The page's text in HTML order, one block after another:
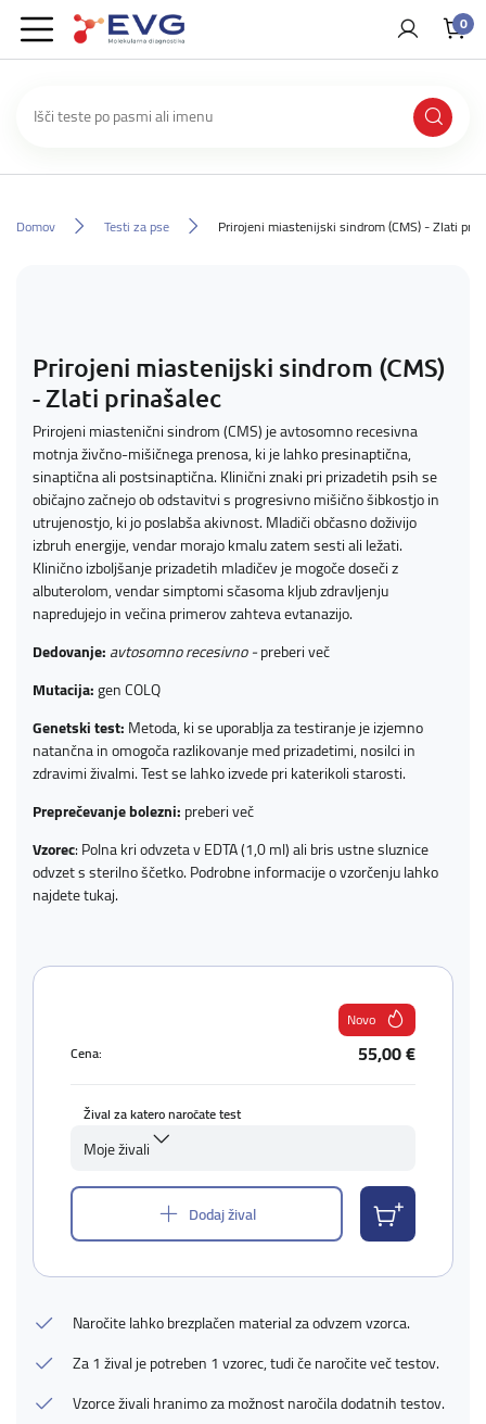
0
Domov Testi za pse Prirojeni miastenijski sindrom (CMS) - Zlati
Prirojeni miastenijski sindrom (CMS)
- Zlati prinašalec
Prirojeni miastenični sindrom (CMS) je avtosomno recesivna
motnja živčno-mišičnega prenosa, ki je lahko presinaptična,
sinaptična ali postsinaptična. Klinični znaki pri prizadetih psih se
običajno začnejo ob odstavitvi s progresivno mišično šibkostjo in
utrujenostjo, ki jo poslabša akivnost. Mladiči občasno doživijo
izbruh energije, vendar morajo kmalu zatem sesti ali ležati.
Klinično izboljšanje prizadetih mladičev je mogoče doseči z
albuterolom, vendar simptomi sčasoma kljub zdravljenju
napredujejo in večina primerov zahteva evtanazijo.
Dedovanje:avtosomno recesivno -preberi več
Mutacija:gen COLQ
Genetski test:Metoda, ki se uporablja za testiranje je izjemno
natančna in omogoča razlikovanje med prizadetimi, nosilci in
zdravimi živalmi. Test se lahko izvede pri katerikoli starosti.
Preprečevanje bolezni:preberi več
Vzorec: Polna kri odvzeta v EDTA (1,0 ml) ali bris ustne sluznice
odvzet s sterilno ščetko. Podrobne informacije o vzorčenju lahko
najdetetukaj.
Novo
Cena:
55,00 €
Žival za katero naročate test
Moje živali
Dodaj žival
Naročite lahko brezplačen material za odvzem vzorca.
Za 1 žival je potreben 1 vzorec, tudi če naročite več testov.
Vzorce živali hranimo za možnost naročila dodatnih testov.